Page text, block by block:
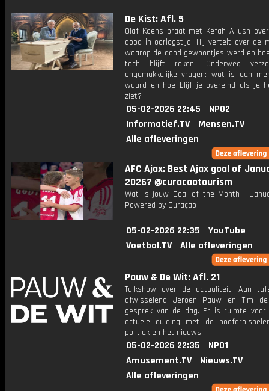
De Kist: Afl. 5
Olaf Koens praat met Kefah Allush
dood in oorlogstijd. Hij vertelt over de
waarop de dood gewoontjes werd en
toch blijft raken. Onderweg
ongemakkelijke vragen: wat is een
waard en hoe blijf je overeind als je
ziet?
05-02-2026 22:45
NPO2
Informatief.TV
Mensen.TV
Alle afleveringen
AFC Ajax: Best Ajax goal of
2026? @curacaotourism
Wat is jouw Goal of the Month -
Powered by Curaçao
05-02-2026 22:35
YouTube
Voetbal.TV
Alle afleveringen
Pauw & De Wit: Afl. 21
Talkshow over de actualiteit. Aan
afwisselend Jeroen Pauw en Tim
gesprek van de dag. Er is ruimte
actuele duiding met de
politiek en het nieuws.
05-02-2026 22:35
NPO1
Amusement.TV
Nieuws.TV
Alle afleveringen